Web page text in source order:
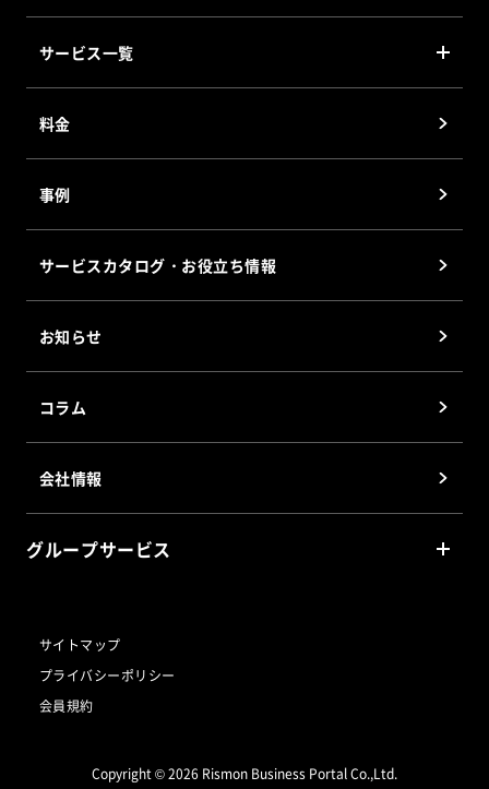
サービス一覧
J-MOTTOワークフロー
サイバックスUniv.
J-MOTTOホスティングサービス
料金
事例
サービスカタログ・お役立ち情報
お知らせ
コラム
会社情報
グループサービス
サイトマップ
プライバシーポリシー
会員規約
Copyright © 2026 Rismon Business Portal Co.,Ltd.